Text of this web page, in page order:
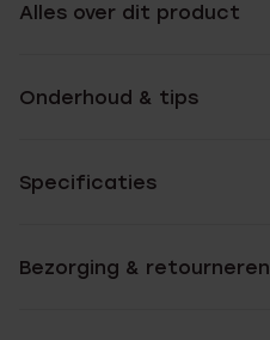
Alles over dit product
Onderhoud & tips
Specificaties
Bezorging & retourneren